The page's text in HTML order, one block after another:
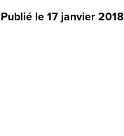
Publié le 17 janvier 2018